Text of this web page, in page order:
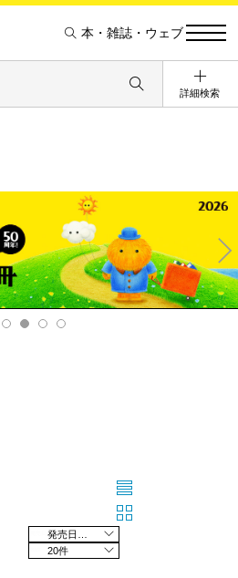
本・雑誌・ウェブ
詳細検索
Ne
xt
20件